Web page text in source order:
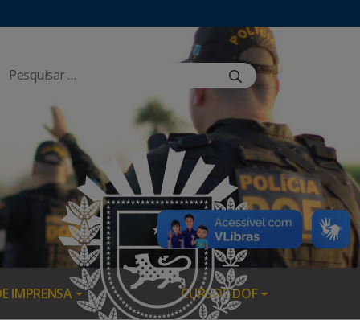
IMPRENSA CURSOS DOF